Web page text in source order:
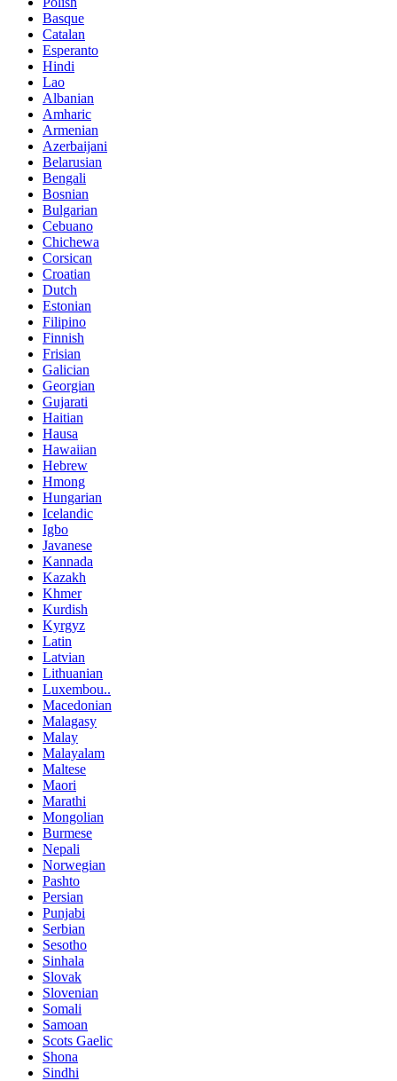
Basque
Catalan
Esperanto
Hindi
Lao
Albanian
Amharic
Armenian
Azerbaijani
Belarusian
Bengali
Bosnian
Bulgarian
Cebuano
Chichewa
Corsican
Croatian
Dutch
Estonian
Filipino
Finnish
Frisian
Galician
Georgian
Gujarati
Haitian
Hausa
Hawaiian
Hebrew
Hmong
Hungarian
Icelandic
Igbo
Javanese
Kannada
Kazakh
Khmer
Kurdish
Kyrgyz
Latin
Latvian
Lithuanian
Luxembou..
Macedonian
Malagasy
Malay
Malayalam
Maltese
Maori
Marathi
Mongolian
Burmese
Nepali
Norwegian
Pashto
Persian
Punjabi
Serbian
Sesotho
Sinhala
Slovak
Slovenian
Somali
Samoan
Scots Gaelic
Shona
Sindhi